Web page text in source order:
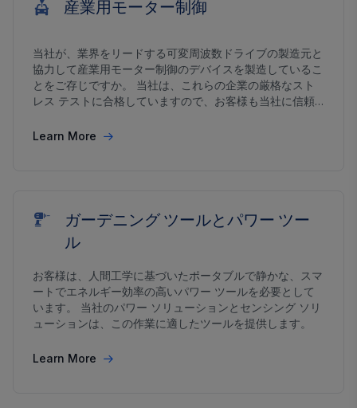
産業用モーター制御
当社が、業界をリードする可変周波数ドライブの製造元と
協力して産業用モーター制御のデバイスを製造しているこ
とをご存じですか。 当社は、これらの企業の厳格なスト
レス テストに合格していますので、お客様も当社に信頼
Learn More
ガーデニング ツールとパワー ツー
ル
お客様は、人間工学に基づいたポータブルで静かな、スマ
ートでエネルギー効率の高いパワー ツールを必要として
います。 当社のパワー ソリューションとセンシング ソリ
ューションは、この作業に適したツールを提供します。
Learn More